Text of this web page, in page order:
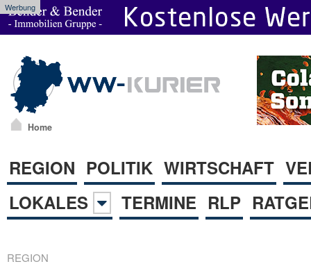
Werbung
Home
REGION POLITIK WIRTSCHAFT
LOKALES
TERMINE RLP
REGION